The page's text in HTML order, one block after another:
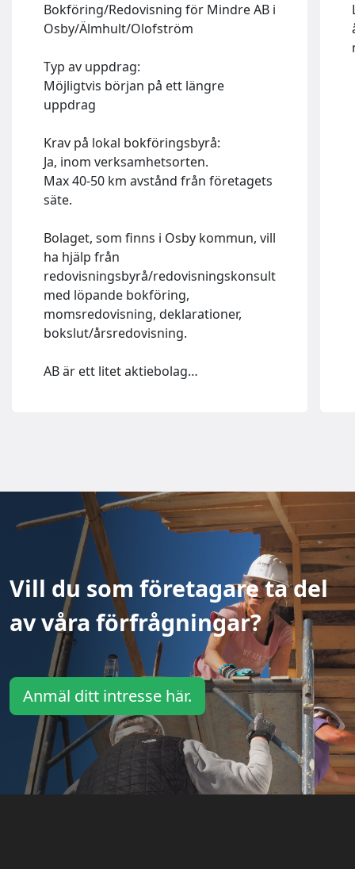
Bokföring/Redovisning för Mindre AB i
Osby/Älmhult/Olofström
Typ av uppdrag:
Möjligtvis början på ett längre
uppdrag
Krav på lokal bokföringsbyrå:
Ja, inom verksamhetsorten.
Max 40-50 km avstånd från företagets
säte.
Bolaget, som finns i Osby kommun, vill
ha hjälp från
redovisningsbyrå/redovisningskonsult
med löpande bokföring,
momsredovisning, deklarationer,
bokslut/årsredovisning.
AB är ett litet aktiebolag…
Vill du som företagare ta del
av våra förfrågningar?
Anmäl ditt intresse här.